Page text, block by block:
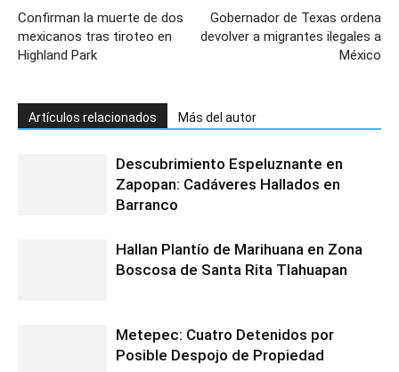
Confirman la muerte de dos
mexicanos tras tiroteo en
Highland Park
Gobernador de Texas ordena
devolver a migrantes ilegales a
México
Artículos relacionados Más del autor
Descubrimiento Espeluznante en
Zapopan: Cadáveres Hallados en
Barranco
Hallan Plantío de Marihuana en Zona
Boscosa de Santa Rita Tlahuapan
Metepec: Cuatro Detenidos por
Posible Despojo de Propiedad